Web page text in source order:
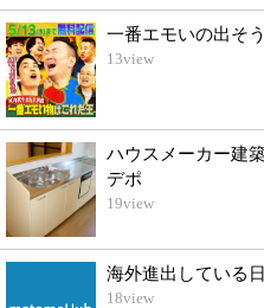
一番エモいの出そ
13view
ハウスメーカー建
デポ
19view
海外進出している
18view